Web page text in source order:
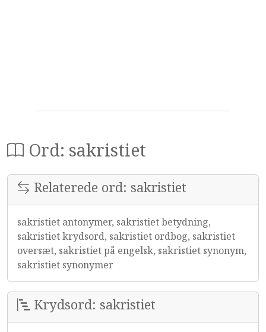
Ord: sakristiet
Relaterede ord: sakristiet
sakristiet antonymer, sakristiet betydning,
sakristiet krydsord, sakristiet ordbog, sakristiet
oversæt, sakristiet på engelsk, sakristiet synonym,
sakristiet synonymer
Krydsord: sakristiet